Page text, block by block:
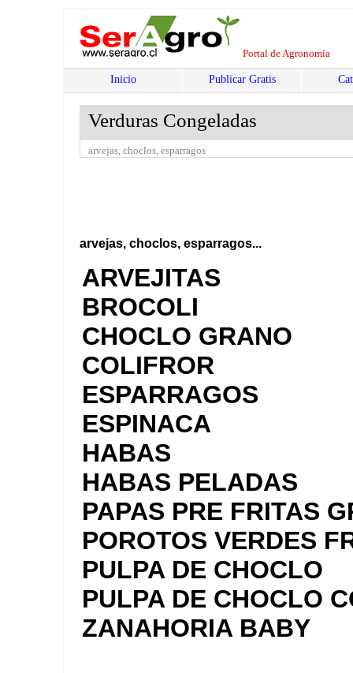
Portal de Agronomía
Inicio Publicar Gratis
Verduras Congeladas
arvejas, choclos, esparragos
arvejas, choclos, esparragos...
ARVEJITAS
BROCOLI
CHOCLO GRANO
COLIFROR
ESPARRAGOS
ESPINACA
HABAS
HABAS PELADAS
PAPAS PRE FRITAS
POROTOS VERDES
PULPA DE CHOCLO
PULPA DE CHOCLO
ZANAHORIA BABY